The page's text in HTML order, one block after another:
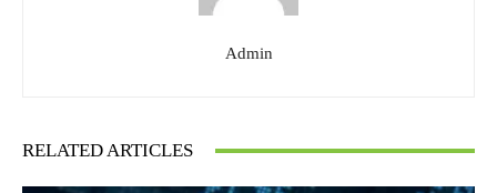
Admin
RELATED ARTICLES